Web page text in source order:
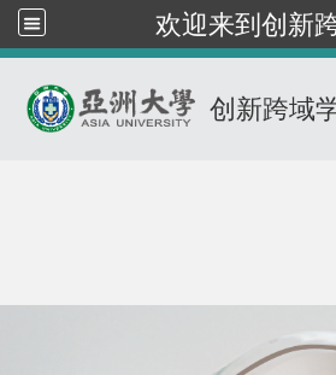
欢迎来到创新
创新跨域